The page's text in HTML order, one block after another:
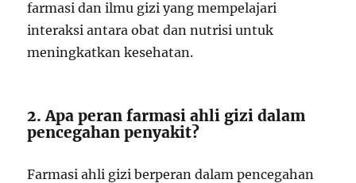
farmasi dan ilmu gizi yang mempelajari
interaksi antara obat dan nutrisi untuk
meningkatkan kesehatan.
2. Apa peran farmasi ahli gizi dalam
pencegahan penyakit?
Farmasi ahli gizi berperan dalam pencegahan